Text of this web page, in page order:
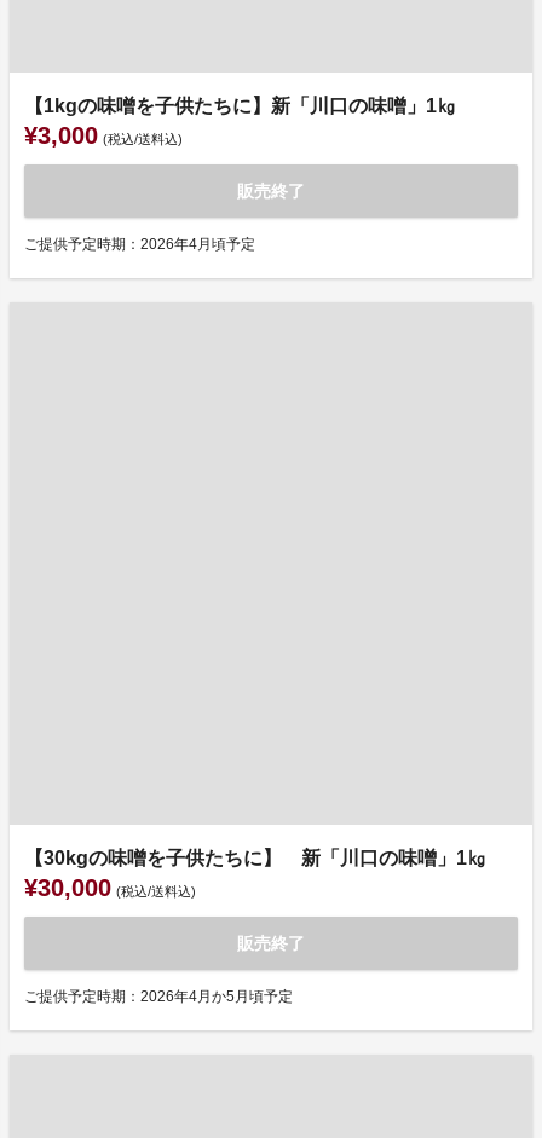
【1kgの味噌を子供たちに】新「川口の味噌」1㎏
¥3,000 (税込/送料込)
販売終了
ご提供予定時期：2026年4月頃予定
【30kgの味噌を子供たちに】 新「川口の味噌」1㎏
¥30,000 (税込/送料込)
販売終了
ご提供予定時期：2026年4月か5月頃予定